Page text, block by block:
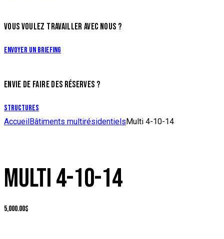
VOUS VOULEZ TRAVAILLER AVEC NOUS ?
Envoyer un briefing
ENVIE DE FAIRE DES RÉSERVES ?
Structures
AccueilBâtiments multirésidentielsMulti 4-10-14
MULTI 4-10-14
5,000.00$